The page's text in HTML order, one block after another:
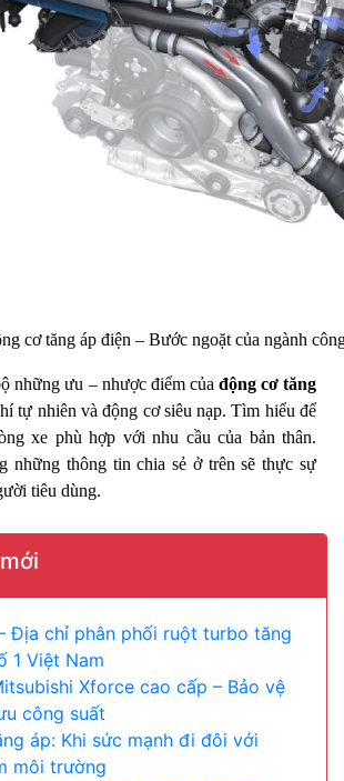
cơ tăng áp điện – Bước ngoặt của ngành
những ưu – nhược điểm của động cơ tăng
tự nhiên và động cơ siêu nạp. Tìm hiểu để
xe phù hợp với nhu cầu của bản thân.
những thông tin chia sẻ ở trên sẽ thực sự
tiêu dùng.
Địa chỉ phân phối ruột turbo tăng
1 Việt Nam
Xforce cao cấp – Bảo vệ
công suất
áp: Khi sức mạnh đi đôi với
môi trường